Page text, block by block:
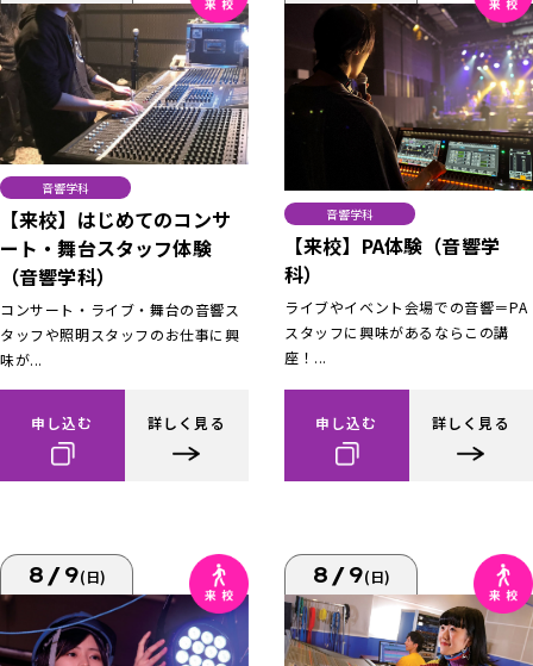
音響学科
【来校】はじめてのコンサ
ート・舞台スタッフ体験
（音響学科）
コンサート・ライブ・舞台の音響ス
タッフや照明スタッフのお仕事に興
味が...
申し込む 詳しく見る
音響学科
【来校】PA体験（音響学
科）
ライブやイベント会場での音響＝PA
スタッフに興味があるならこの講
座！...
申し込む 詳しく見る
8/9(日) 8/9(日)